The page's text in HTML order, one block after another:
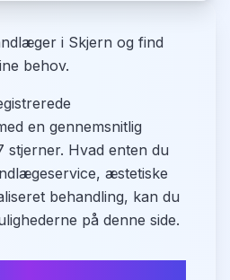
i Skjern og find
behov.
en gennemsnitlig
stjerner. Hvad enten du
æstetiske
behandling, kan du
på denne side.